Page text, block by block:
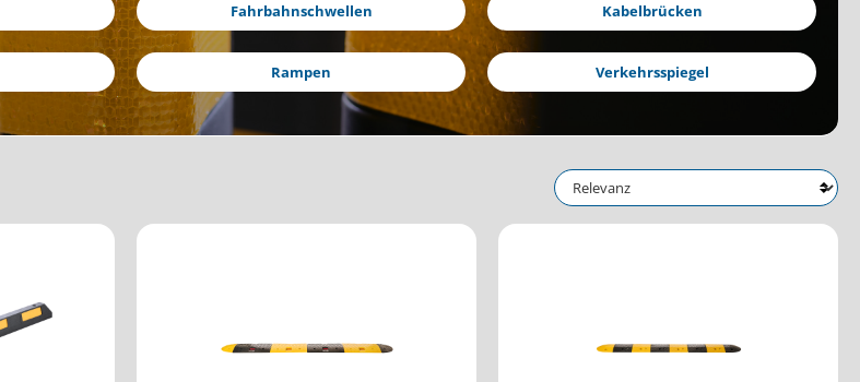
Fahrbahnschwellen Kabelbrücken
Rampen Verkehrsspiegel